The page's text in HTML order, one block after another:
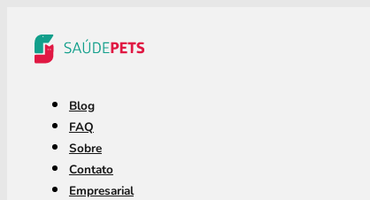
Blog
FAQ
Sobre
Contato
Empresarial